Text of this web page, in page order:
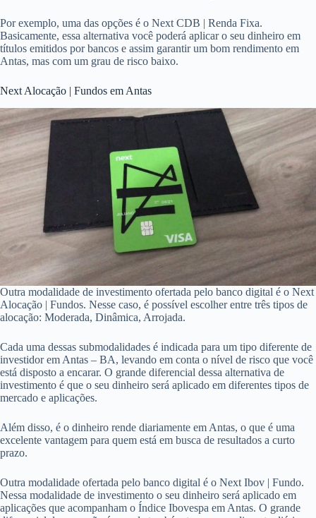
Por exemplo, uma das opções é o Next CDB | Renda Fixa.
Basicamente, essa alternativa você poderá aplicar o seu dinheiro em
títulos emitidos por bancos e assim garantir um bom rendimento em
Antas, mas com um grau de risco baixo.
Next Alocação | Fundos em Antas
Outra modalidade de investimento ofertada pelo banco digital é o Next
Alocação | Fundos. Nesse caso, é possível escolher entre três tipos de
alocação: Moderada, Dinâmica, Arrojada.
Cada uma dessas submodalidades é indicada para um tipo diferente de
investidor em Antas – BA, levando em conta o nível de risco que você
está disposto a encarar. O grande diferencial dessa alternativa de
investimento é que o seu dinheiro será aplicado em diferentes tipos de
mercado e aplicações.
Além disso, é o dinheiro rende diariamente em Antas, o que é uma
excelente vantagem para quem está em busca de resultados a curto
prazo.
Outra modalidade ofertada pelo banco digital é o Next Ibov | Fundo.
Nessa modalidade de investimento o seu dinheiro será aplicado em
aplicações que acompanham o Índice Ibovespa em Antas. O grande